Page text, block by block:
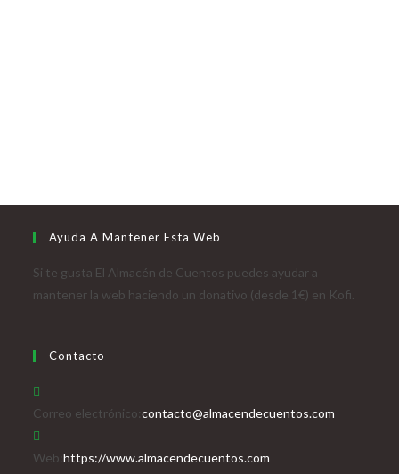
Ayuda A Mantener Esta Web
Si te gusta El Almacén de Cuentos puedes ayudar a
mantener la web haciendo un donativo (desde 1€) en Kofi.
Contacto
Correo electrónico:contacto@almacendecuentos.com
Web:https://www.almacendecuentos.com